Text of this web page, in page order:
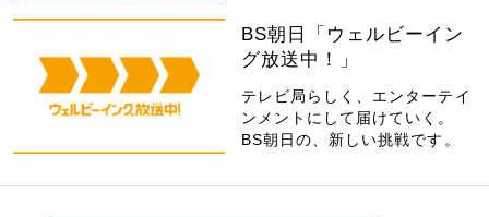
BS朝日「ウェルビーイン
グ放送中！」
テレビ局らしく、エンターテイ
ンメントにして届けていく。
BS朝日の、新しい挑戦です。